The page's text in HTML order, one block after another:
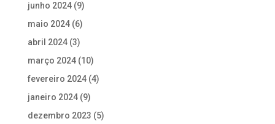
junho 2024(9)
maio 2024(6)
abril 2024(3)
março 2024(10)
fevereiro 2024(4)
janeiro 2024(9)
dezembro 2023 (5)